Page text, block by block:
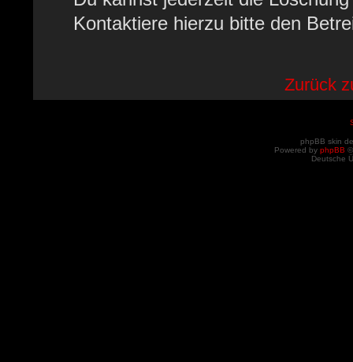
Kontaktiere hierzu bitte den
Zurück
phpBB skin
Powered by phpBB
Deutsche